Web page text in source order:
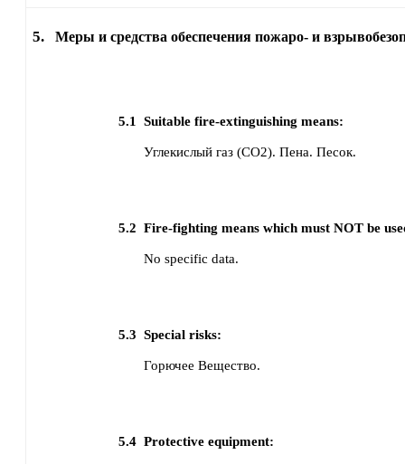
5. Меры и средства обеспечения пожаро- и
5.1 Suitable fire-extinguishing means:
Углекислый газ (CO2). Пена. Песок.
5.2 Fire-fighting means which must NOT be
No specific data.
5.3 Special risks:
Горючее Вещество.
5.4 Protective equipment: